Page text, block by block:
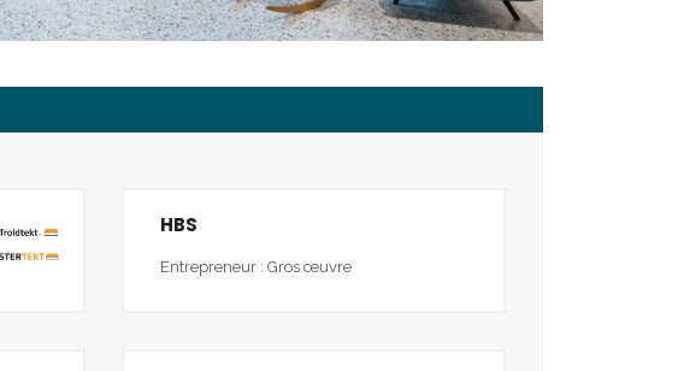
HBS
Entrepreneur : Gros œuvre